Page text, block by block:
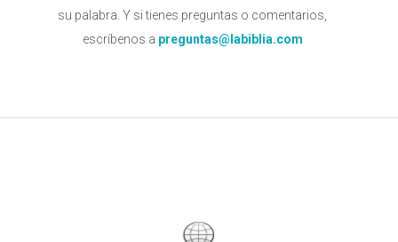
su palabra. Y si tienes preguntas o comentarios,
escríbenos a preguntas@labiblia.com